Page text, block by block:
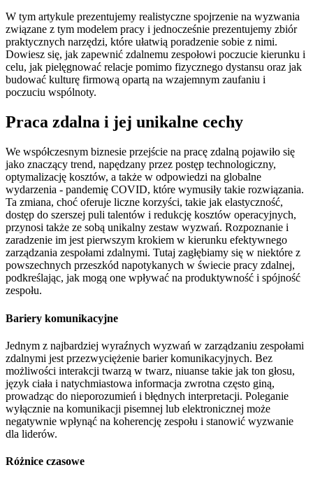
W tym artykule prezentujemy realistyczne spojrzenie na wyzwania
związane z tym modelem pracy i jednocześnie prezentujemy zbiór
praktycznych narzędzi, które ułatwią poradzenie sobie z nimi.
Dowiesz się, jak zapewnić zdalnemu zespołowi poczucie kierunku i
celu, jak pielęgnować relacje pomimo fizycznego dystansu oraz jak
budować kulturę firmową opartą na wzajemnym zaufaniu i
poczuciu wspólnoty.
Praca zdalna i jej unikalne cechy
We współczesnym biznesie przejście na pracę zdalną pojawiło się
jako znaczący trend, napędzany przez postęp technologiczny,
optymalizację kosztów, a także w odpowiedzi na globalne
wydarzenia - pandemię COVID, które wymusiły takie rozwiązania.
Ta zmiana, choć oferuje liczne korzyści, takie jak elastyczność,
dostęp do szerszej puli talentów i redukcję kosztów operacyjnych,
przynosi także ze sobą unikalny zestaw wyzwań. Rozpoznanie i
zaradzenie im jest pierwszym krokiem w kierunku efektywnego
zarządzania zespołami zdalnymi. Tutaj zagłębiamy się w niektóre z
powszechnych przeszkód napotykanych w świecie pracy zdalnej,
podkreślając, jak mogą one wpływać na produktywność i spójność
zespołu.
Bariery komunikacyjne
Jednym z najbardziej wyraźnych wyzwań w zarządzaniu zespołami
zdalnymi jest przezwyciężenie barier komunikacyjnych. Bez
możliwości interakcji twarzą w twarz, niuanse takie jak ton głosu,
język ciała i natychmiastowa informacja zwrotna często giną,
prowadząc do nieporozumień i błędnych interpretacji. Poleganie
wyłącznie na komunikacji pisemnej lub elektronicznej może
negatywnie wpłynąć na koherencję zespołu i stanowić wyzwanie
dla liderów.
Różnice czasowe